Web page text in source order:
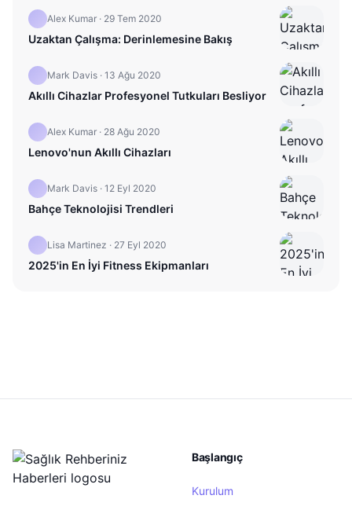
Alex Kumar · 29 Tem 2020
Uzaktan Çalışma: Derinlemesine Bakış
Mark Davis · 13 Ağu 2020
Akıllı Cihazlar Profesyonel Tutkuları Besliyor
Alex Kumar · 28 Ağu 2020
Lenovo'nun Akıllı Cihazları
Mark Davis · 12 Eyl 2020
Bahçe Teknolojisi Trendleri
Lisa Martinez · 27 Eyl 2020
2025'in En İyi Fitness Ekipmanları
Başlangıç
Kurulum